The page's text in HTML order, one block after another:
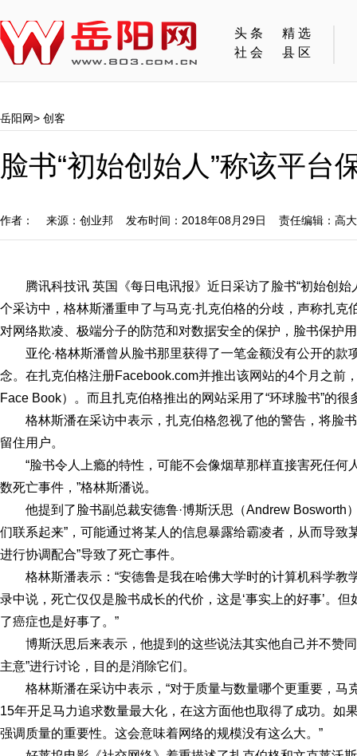
头条
精选
社会
县区
岳阳网> 创客
脸书“初始创始人”称该平
作者： 来源：创业邦 发布时间：2018年08月29日 责任编辑：高
腾讯科技讯 英国《每日电讯报》近日采访了脸书“初始创
个采访中，格林斯潘重申了与马克·扎克伯格的分歧，声称扎
对网络欺凌、极端分子的防范和对数据安全的保护，脸书保护
亚伦·格林斯潘曾从脸书那里获得了一笔金额没有公开的
念。在扎克伯格注册Facebook.com并推出该网站的4个月之前
Face Book）。而且扎克伯格推出的网站采用了“环球脸书”的很
格林斯潘在采访中表示，扎克伯格忽视了他的警告，将脸
留住用户。
“脸书令人上瘾的特性，可能不会像烟草那样直接害死任
数死亡事件，”格林斯潘说。
他提到了脸书副总裁安德鲁·博斯沃思（Andrew Bosworth
们联系起来”，可能通过将某人的信息暴露给霸凌者，从而导致
进行协调配合”导致了死亡事件。
格林斯潘表示：“安德鲁是我在哈佛大学时的计算机科学
录中说，死亡仅仅是脸书成长的代价，这是‘事实上的好事’。
了癌症也是好事了。”
博斯沃思后来表示，他提到的这些说法其实他自己并不赞
主意”进行讨论，目的是消除它们。
格林斯潘在采访中表示，“对于质量与数量哪个更重要，马
15年开足马力追求数量最大化，在这方面他也取得了成功。如
强调质量的重要性。这会意味着网络的规模没有这么大。”